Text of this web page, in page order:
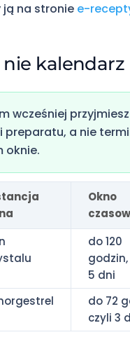
na stronie e-
nie kalendarz
wcześniej
a nie
oknie.
Okno
do 120
5 dni
do 72
czyli 3